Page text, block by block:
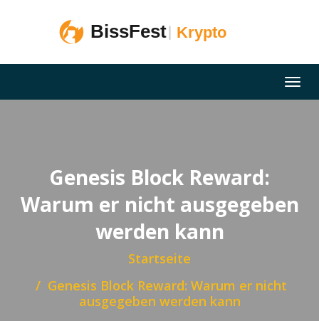
Genesis Block Reward:
Warum er nicht ausgegeben
werden kann
Startseite
Genesis Block Reward: Warum er nicht
ausgegeben werden kann